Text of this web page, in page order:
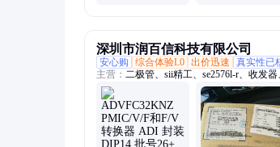
设备 产品类别电子
元器件 支持定制
深圳市润百信科技有限公司
安心购
综合体验L0 出价迅速 真实性已
主营： 二极管、sii精工、se2576l-r、收发
器、adi模数、传感器、驱动器、稳压器、
cd4067bpw、m41t62q6f、nxp接口、
频模、freescale、lt86102sx、lt86104sx、